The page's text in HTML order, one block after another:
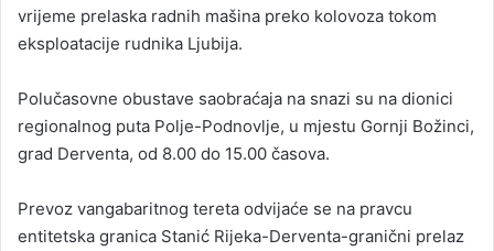
vrijeme prelaska radnih mašina preko kolovoza tokom
eksploatacije rudnika Ljubija.
Polučasovne obustave saobraćaja na snazi su na dionici
regionalnog puta Polje-Podnovlje, u mjestu Gornji Božinci,
grad Derventa, od 8.00 do 15.00 časova.
Prevoz vangabaritnog tereta odvijaće se na pravcu
entitetska granica Stanić Rijeka-Derventa-granični prelaz